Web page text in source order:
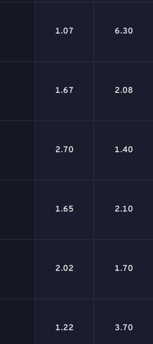
1.07 6.30
1.67 2.08
2.70 1.40
1.65 2.10
2.02 1.70
1.22 3.70